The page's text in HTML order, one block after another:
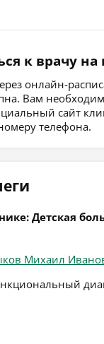
к врачу
онлайн-
Вам
сайт
телефона.
Детская
Михаил